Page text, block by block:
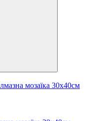
мозаїка 30х40см